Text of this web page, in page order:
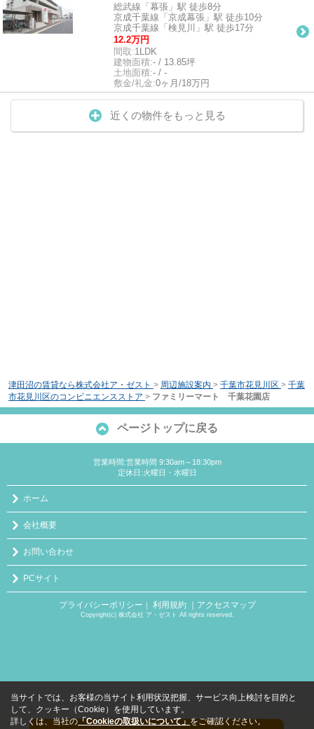
総武線「幕張」駅 徒歩8分
京成千葉線「京成幕張」駅 徒歩10分
京成千葉線「検見川」駅 徒歩17分
12.2万円
間取:1LDK
建物面積:- / 13.85坪
土地面積:- / -
敷金/礼金:0ヶ月/18万円
近くの物件をもっと見る
津田沼の賃貸なら株式会社ア・ゼスト > 周辺施設案内 > 千葉市花見川区 > 千葉
市花見川区のコンビニエンスストア > ファミリーマート 千葉花園店
ページトップに戻る
営業時間:営業時間 9:30am～18:30pm
定休日:火曜日・水曜日
ホーム
会社概要
お問い合わせ
PCサイト
プライバシーポリシー ｜ 利用規約 ｜アクセスマップ
Copyright(c) 株式会社 ア・ゼスト All rights reserved.
当サイトでは、お客様の当サイト利用状況把握、サービス向上検討を目的と
して、クッキー（Cookie）を使用しています。
詳しくは、当社の「Cookieの取扱いについて」をご確認ください。